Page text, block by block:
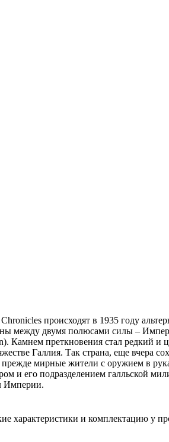
происходят в 1935 году
между двумя полюсами силы –
Камнем преткновения стал редкий и
Галлия. Так страна, еще вчера
прежде мирные жители с оружием в
и его подразделением галльской
Империи.
характеристики и комплектацию у